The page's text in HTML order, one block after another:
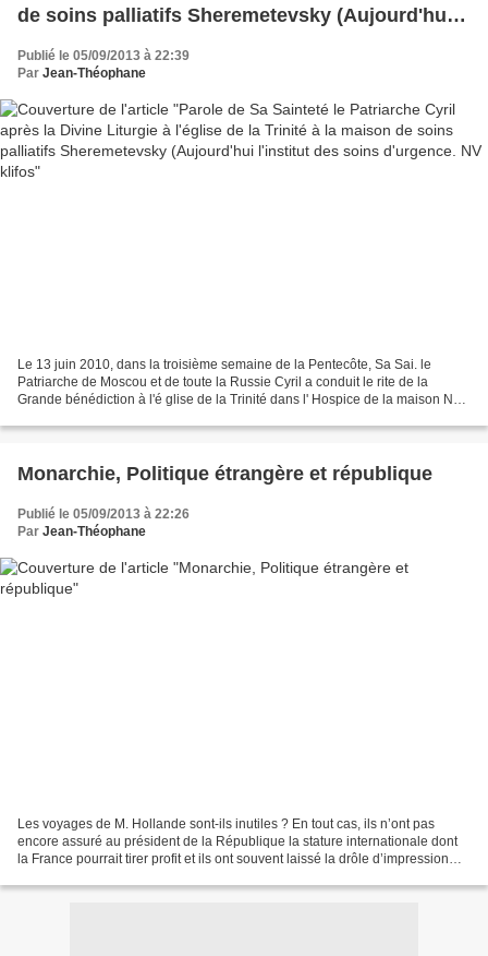
de soins palliatifs Sheremetevsky (Aujourd'hui
Publié le 05/09/2013 à 22:39
Par Jean-Théophane
Le 13 juin 2010, dans la troisième semaine de la Pentecôte, Sa Sai. le
Patriarche de Moscou et de toute la Russie Cyril a conduit le rite de la
Grande bénédiction à l'é glise de la Trinité dans l' Hospice de la maison NP
Monarchie, Politique étrangère et république
Publié le 05/09/2013 à 22:26
Par Jean-Théophane
Les voyages de M. Hollande sont-ils inutiles ? En tout cas, ils n’ont pas
encore assuré au président de la République la stature internationale dont
la France pourrait tirer profit et ils ont souvent laissé la drôle d’impression